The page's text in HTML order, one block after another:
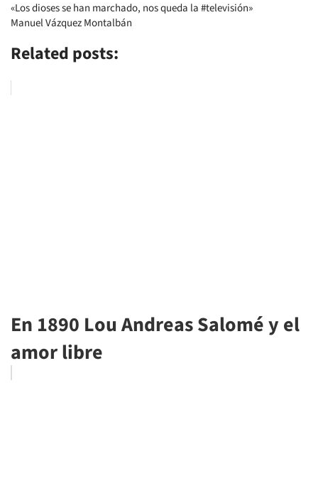
«Los dioses se han marchado, nos queda la #televisión»
Manuel Vázquez Montalbán
Related posts:
En 1890 Lou Andreas Salomé y el
amor libre